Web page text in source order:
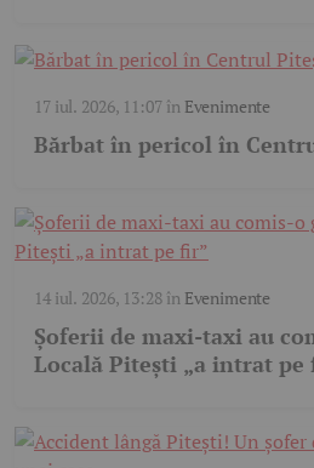
17 iul. 2026, 11:07în Evenimente
Bărbat în pericol în
14 iul. 2026, 13:28în Evenimente
Șoferii de maxi-taxi au
Locală Pitești „a intrat pe